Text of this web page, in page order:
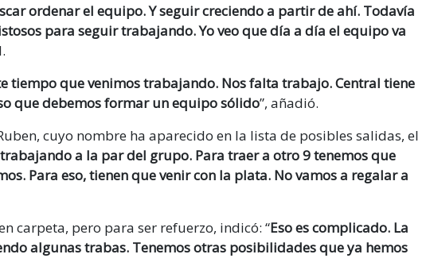
ordenar el equipo. Y seguir creciendo a partir de ahí. Todavía
para seguir trabajando. Yo veo que día a día el equipo va
tiempo que venimos trabajando. Nos falta trabajo. Central tiene
que debemos formar un equipo sólido”, añadió.
cuyo nombre ha aparecido en la lista de posibles salidas, el
a la par del grupo. Para traer a otro 9 tenemos que
Para eso, tienen que venir con la plata. No vamos a regalar a
carpeta, pero para ser refuerzo, indicó: “Eso es complicado. La
algunas trabas. Tenemos otras posibilidades que ya hemos